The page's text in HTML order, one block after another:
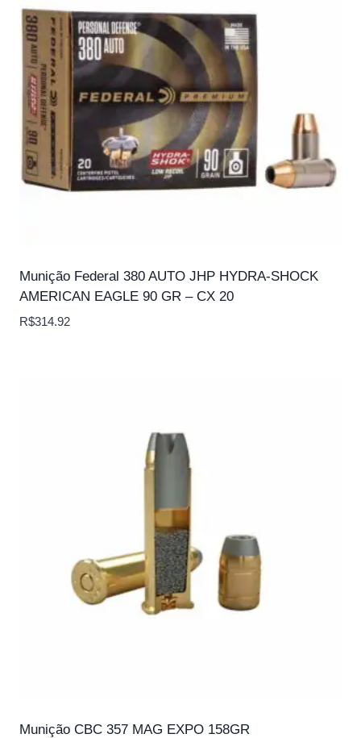
Munição Federal 380 AUTO JHP HYDRA-SHOCK
AMERICAN EAGLE 90 GR – CX 20
R$314.92
Munição CBC 357 MAG EXPO 158GR